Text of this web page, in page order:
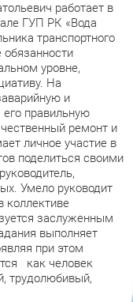
работает в
ГУП РК «Вода
транспортного
уровне,
На
и
его правильную
ремонт и
личное участие в
поделиться своими
Умело руководит
коллективе
заслуженным
выполняет
при этом
как человек
трудолюбивый,